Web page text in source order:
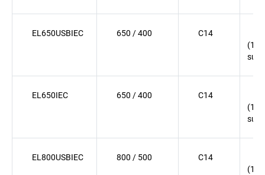
EL650USBIEC 650 / 400 C14
EL650IEC 650 / 400 C14
EL800USBIEC 800 / 500 C14